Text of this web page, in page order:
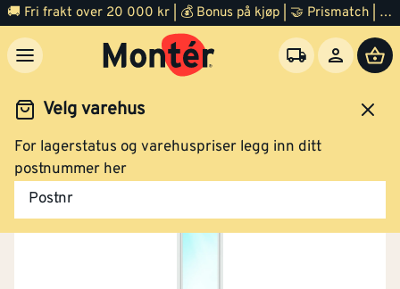
🚚 Fri frakt over 20 000 kr | 💰 Bonus på kjøp | 🤝 Prismatch | ⭐ 100% fornøyd garanti | 🏪 140 byggevarehus
Velg varehus
For lagerstatus og varehuspriser legg inn ditt
postnummer her
Postnr
Dør Ytterdør